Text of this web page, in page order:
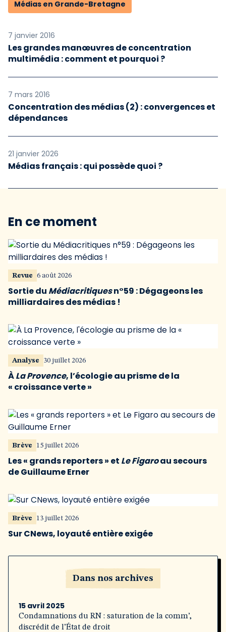
Médias en Grande-Bretagne
7 janvier 2016
Les grandes manœuvres de concentration
multimédia : comment et pourquoi ?
7 mars 2016
Concentration des médias (2) : convergences et
dépendances
21 janvier 2026
Médias français : qui possède quoi ?
En ce moment
Revue 6 août 2026
Sortie du Médiacritiquesn°59 : Dégageons les
milliardaires des médias !
Analyse 30 juillet 2026
ÀLa Provence, l’écologie au prisme de la
« croissance verte »
Brève 15 juillet 2026
Les « grands reporters » et Le Figaroau secours
de Guillaume Erner
Brève 13 juillet 2026
Sur CNews, loyauté entière exigée
Dans nos archives
15 avril 2025
Condamnations du RN : saturation de la comm’,
discrédit de l’État de droit